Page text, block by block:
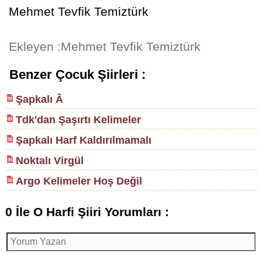
Mehmet Tevfik Temiztürk
Ekleyen :Mehmet Tevfik Temiztürk
Benzer Çocuk Şiirleri :
Şapkalı Â
Tdk'dan Şaşırtı Kelimeler
Şapkalı Harf Kaldırılmamalı
Noktalı Virgül
Argo Kelimeler Hoş Değil
0 İle O Harfi Şiiri Yorumları :